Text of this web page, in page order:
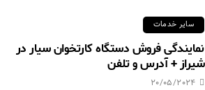
سایر خدمات
نمایندگی فروش دستگاه کارتخوان سیار در
شیراز + آدرس و تلفن
20/05/2024